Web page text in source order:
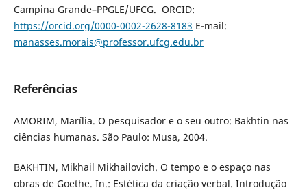
Campina Grande–PPGLE/UFCG. ORCID:
https://orcid.org/0000-0002-2628-8183 E-mail:
manasses.morais@professor.ufcg.edu.br
Referências
AMORIM, Marília. O pesquisador e o seu outro: Bakhtin nas
ciências humanas. São Paulo: Musa, 2004.
BAKHTIN, Mikhail Mikhailovich. O tempo e o espaço nas
obras de Goethe. In.: Estética da criação verbal. Introdução